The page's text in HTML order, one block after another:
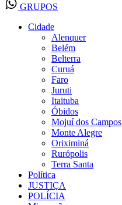
GRUPOS
Cidade
Alenquer
Belém
Belterra
Curuá
Faro
Juruti
Itaituba
Óbidos
Mojuí dos Campos
Monte Alegre
Oriximiná
Rurópolis
Terra Santa
Política
JUSTIÇA
POLÍCIA